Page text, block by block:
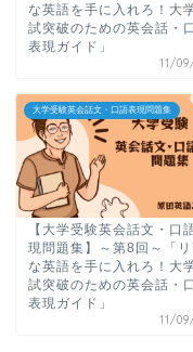
な英語を手に入れろ！大
試突破のための英会話・
表現ガイド」
11/
大学受験英会話文・口語表現問題集
【大学受験英会話文・口
現問題集】～第8回～「
な英語を手に入れろ！大
試突破のための英会話・
表現ガイド」
11/